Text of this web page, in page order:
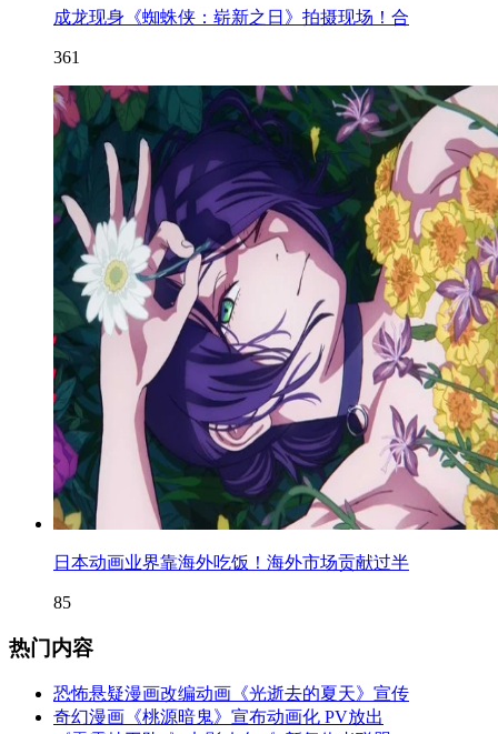
成龙现身《蜘蛛侠：崭新之日》拍摄现场！合
361
日本动画业界靠海外吃饭！海外市场贡献过半
85
热门内容
恐怖悬疑漫画改编动画《光逝去的夏天》宣传
奇幻漫画《桃源暗鬼》宣布动画化 PV放出